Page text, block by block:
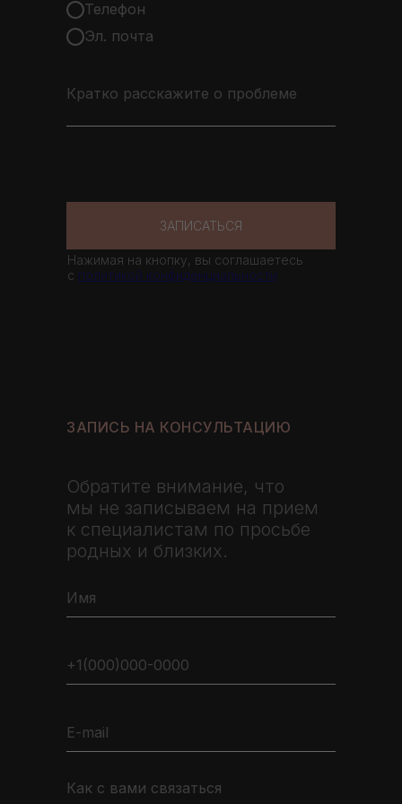
Нажимая на кнопку, вы соглашаетесь
с политикой конфиденциальности
Телефон
Эл. почта
Кратко расскажите о проблеме
ЗАПИСАТЬСЯ
ЗАПИСЬ НА КОНСУЛЬТАЦИЮ
Имя
+1(000)000-0000
E-mail
Как с вами связаться
Обратите внимание, что
мы не записываем на прием
к специалистам по просьбе
родных и близких.